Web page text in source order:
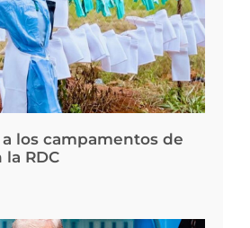
los campamentos de
RDC